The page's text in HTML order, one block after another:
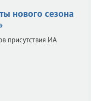
нового сезона
присутствия ИА